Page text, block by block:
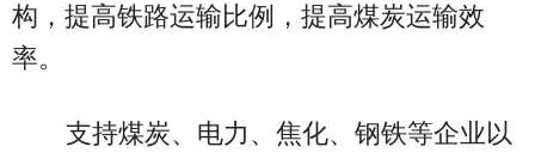
构，提高铁路运输比例，提高煤炭运输效
率。
支持煤炭、电力、焦化、钢铁等企业以